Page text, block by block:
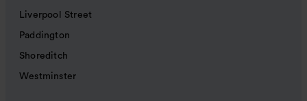
Liverpool Street
Paddington
Shoreditch
Westminster